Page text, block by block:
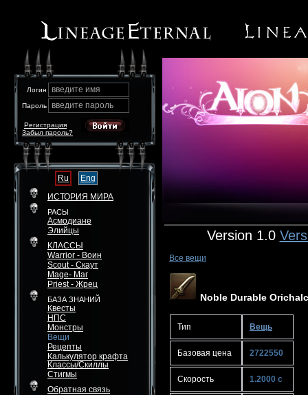
Логин введите имя
Пароль введите пароль
Забыл пароль?
Регистрация
Ru
Eng
ИСТОРИЯ МИРА
РАСЫ
Асмодиане
Элийцы
КЛАССЫ
Warrior - Воин
Scout - Скаут
Mage- Маг
Priest - Жрец
БАЗА ЗНАНИЙ
Квесты
НПС
Монстры
Вещи
Рецепты
Калькулятор крафта
Классы/Скиллы
Стигмы
Обратная связь
Version 1.0
Все вещи
Noble Durable
Тип Вещь
Базовая цена 2722550
Скорость 1.2000 с